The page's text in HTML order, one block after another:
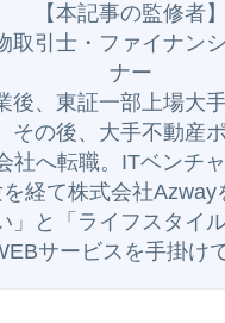
【本記事の監修者】
取引士・ファイナン
ナー
後、東証一部上場大
その後、大手不動産
社へ転職。ITベンチ
経て株式会社Azway
」と「ライフスタイ